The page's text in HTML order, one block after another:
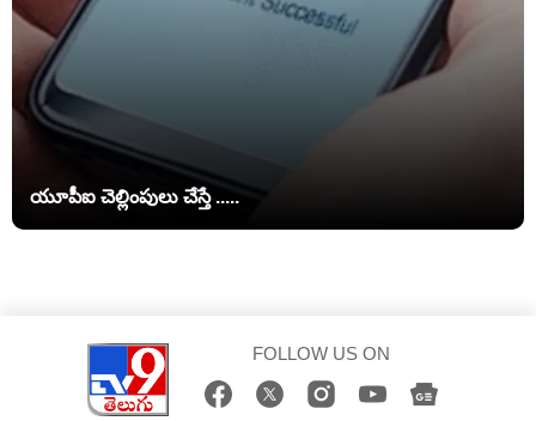
యూపీఐ చెల్లింపులు చేస్తే .....
FOLLOW US ON